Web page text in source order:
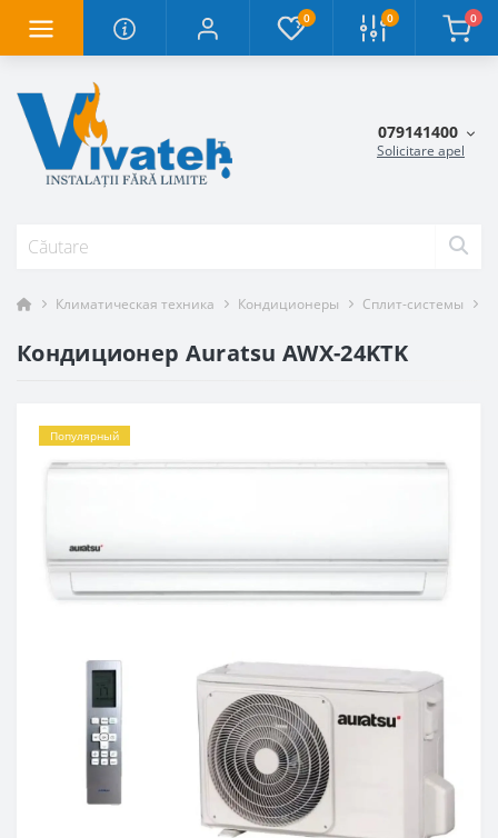
0 0 0
079141400
Solicitare apel
Климатическая техника Кондиционеры Сплит-системы
Кондиционер Auratsu AWX-24KTK
Популярный